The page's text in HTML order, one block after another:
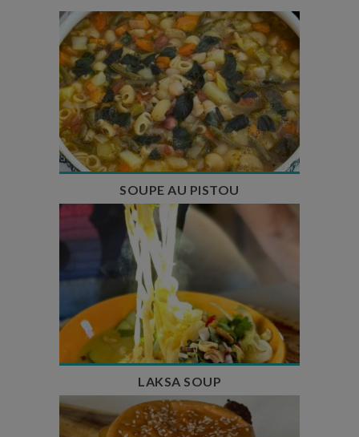
Temps de préparation : 35 min
Temps de cuisson : 1h15
Nombre de couverts : 8
SOUPE AU PISTOU
Temps de préparation : 40 min
Temps de cuisson : 25 min
Nombre de couverts : 4
LAKSA SOUP